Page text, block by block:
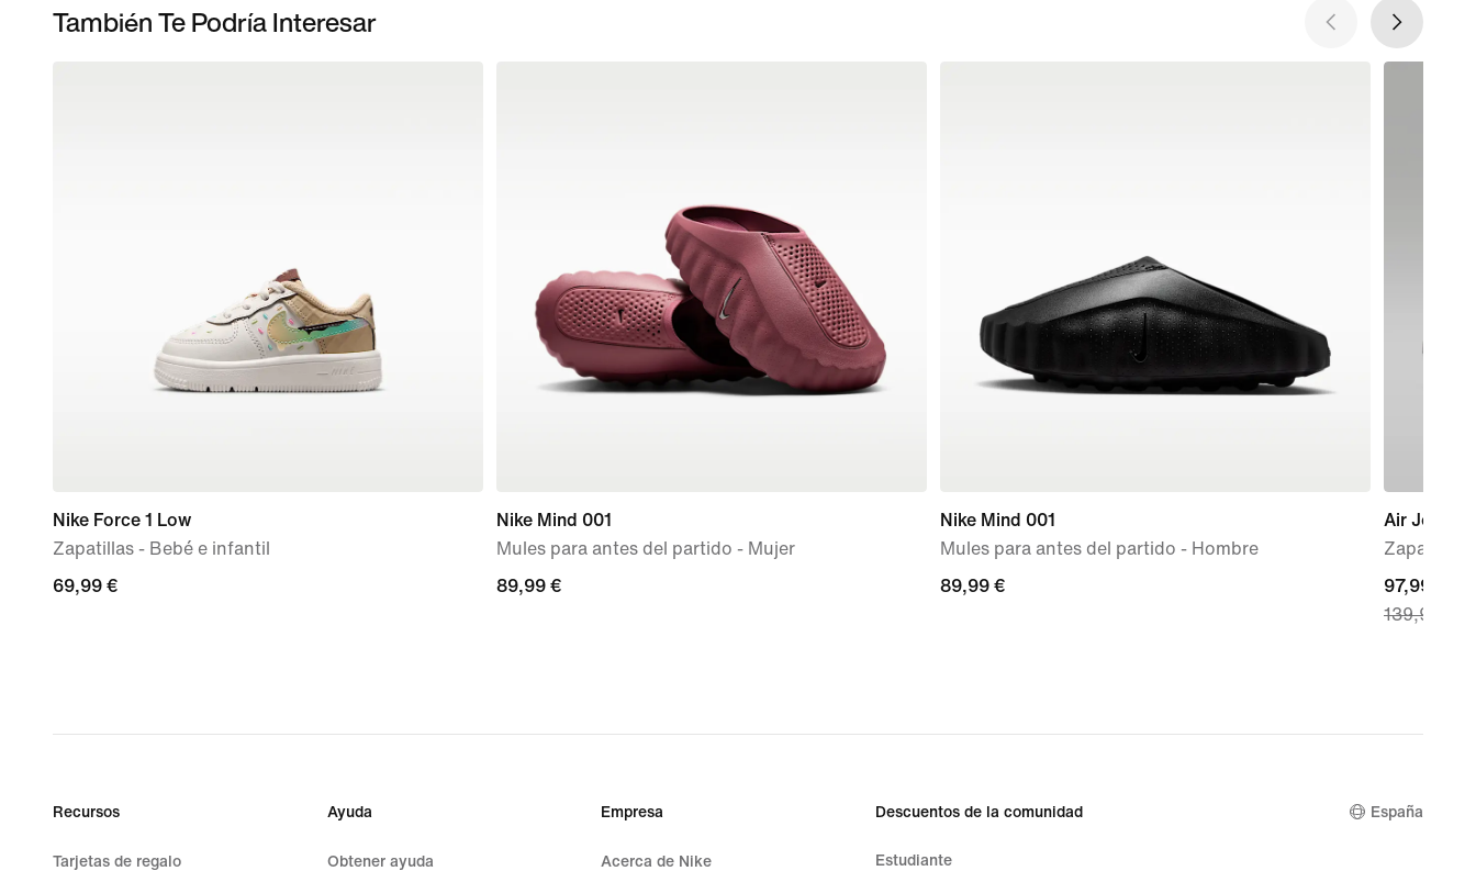
También Te Podría Interesar
Nike Force 1 Low
Zapatillas - Bebé e infantil
69,99 €
69,99 €
Nike Mind 001
Mules para antes del partido - Mujer
89,99 €
89,99 €
Nike Mind 001
Mules para antes del partido - Hombre
89,99 €
89,99 €
Air Jordan
Zapatillas
current
price
139,99 €
97,99 €
139,99 €
Recursos
Tarjetas de regalo
Ayuda
Obtener ayuda
Empresa
Acerca de Nike
Descuentos de la comunidad
Estudiante
España